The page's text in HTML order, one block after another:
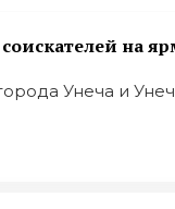
на
Унеча и